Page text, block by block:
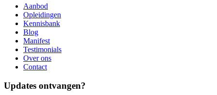
Aanbod
Opleidingen
Kennisbank
Blog
Manifest
Testimonials
Over ons
Contact
Updates ontvangen?